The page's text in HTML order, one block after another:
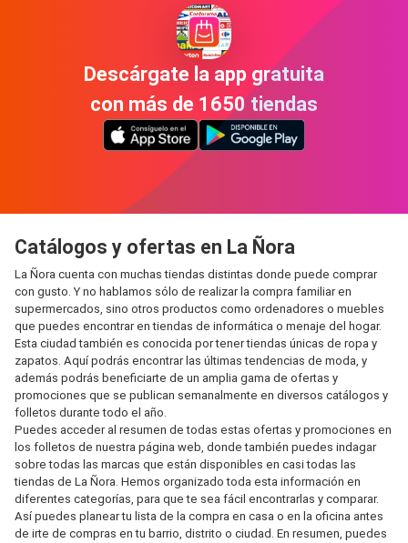
Descárgate la app gratuita
con más de 1650 tiendas
Catálogos y ofertas en La Ñora
La Ñora cuenta con muchas tiendas distintas donde puede comprar
con gusto. Y no hablamos sólo de realizar la compra familiar en
supermercados, sino otros productos como ordenadores o muebles
que puedes encontrar en tiendas de informática o menaje del hogar.
Esta ciudad también es conocida por tener tiendas únicas de ropa y
zapatos. Aquí podrás encontrar las últimas tendencias de moda, y
además podrás beneficiarte de un amplia gama de ofertas y
promociones que se publican semanalmente en diversos catálogos y
folletos durante todo el año.
Puedes acceder al resumen de todas estas ofertas y promociones en
los folletos de nuestra página web, donde también puedes indagar
sobre todas las marcas que están disponibles en casi todas las
tiendas de La Ñora. Hemos organizado toda esta información en
diferentes categorías, para que te sea fácil encontrarlas y comparar.
Así puedes planear tu lista de la compra en casa o en la oficina antes
de irte de compras en tu barrio, distrito o ciudad. En resumen, puedes